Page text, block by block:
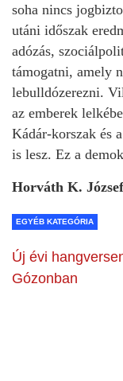
soha nincs
utáni időszak
adózás,
támogatni, amely
lebulldózerezni.
az emberek
Kádár-korszak és
is lesz. Ez a
Horváth K. József
EGYÉB KATEGÓRIA
Új évi
Gózonban